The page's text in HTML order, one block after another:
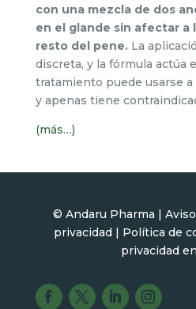
con una mezcla de dos
en el glande sin afectar a
resto del pene. La
discreta, y la fórmula actúa
tratamiento puede usarse a
y apenas tiene
(más…)
© Andaru Pharma |
privacidad | Política de
privacidad